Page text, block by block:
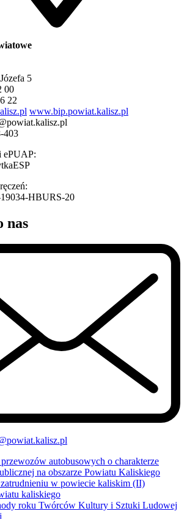
5
00
22
www.bip.powiat.kalisz.pl
403
ePUAP:
HBURS-20
nas